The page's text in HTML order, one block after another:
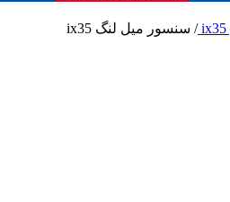
/ سنسور میل لنگ ix35